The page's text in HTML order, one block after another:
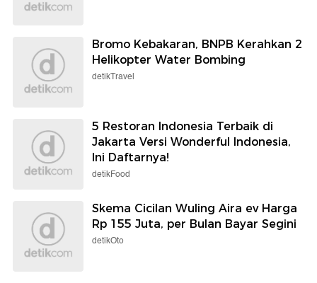
Bromo Kebakaran, BNPB Kerahkan 2
Helikopter Water Bombing
detikTravel
5 Restoran Indonesia Terbaik di
Jakarta Versi Wonderful Indonesia,
Ini Daftarnya!
detikFood
Skema Cicilan Wuling Aira ev Harga
Rp 155 Juta, per Bulan Bayar Segini
detikOto